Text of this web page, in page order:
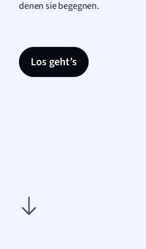
denen sie begegnen.
Los geht’s